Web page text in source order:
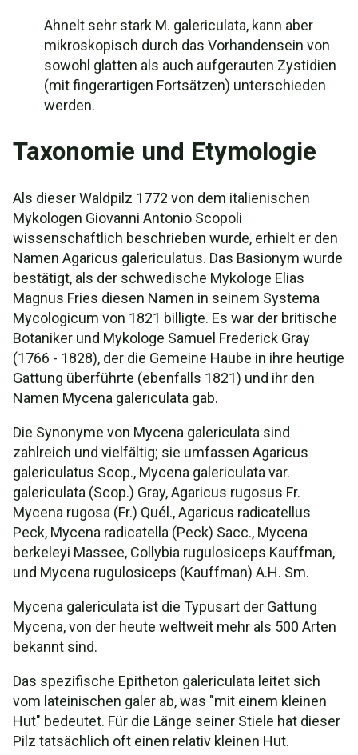
Ähnelt sehr stark M. galericulata, kann aber
mikroskopisch durch das Vorhandensein von
sowohl glatten als auch aufgerauten Zystidien
(mit fingerartigen Fortsätzen) unterschieden
werden.
Taxonomie und Etymologie
Als dieser Waldpilz 1772 von dem italienischen
Mykologen Giovanni Antonio Scopoli
wissenschaftlich beschrieben wurde, erhielt er den
Namen Agaricus galericulatus. Das Basionym wurde
bestätigt, als der schwedische Mykologe Elias
Magnus Fries diesen Namen in seinem Systema
Mycologicum von 1821 billigte. Es war der britische
Botaniker und Mykologe Samuel Frederick Gray
(1766 - 1828), der die Gemeine Haube in ihre heutige
Gattung überführte (ebenfalls 1821) und ihr den
Namen Mycena galericulata gab.
Die Synonyme von Mycena galericulata sind
zahlreich und vielfältig; sie umfassen Agaricus
galericulatus Scop., Mycena galericulata var.
galericulata (Scop.) Gray, Agaricus rugosus Fr.
Mycena rugosa (Fr.) Quél., Agaricus radicatellus
Peck, Mycena radicatella (Peck) Sacc., Mycena
berkeleyi Massee, Collybia rugulosiceps Kauffman,
und Mycena rugulosiceps (Kauffman) A.H. Sm.
Mycena galericulata ist die Typusart der Gattung
Mycena, von der heute weltweit mehr als 500 Arten
bekannt sind.
Das spezifische Epitheton galericulata leitet sich
vom lateinischen galer ab, was "mit einem kleinen
Hut" bedeutet. Für die Länge seiner Stiele hat dieser
Pilz tatsächlich oft einen relativ kleinen Hut.